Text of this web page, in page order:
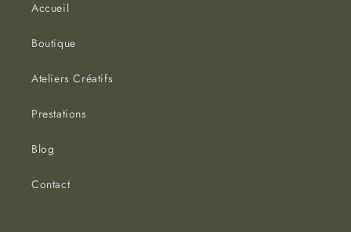
Accueil
Boutique
Ateliers Créatifs
Prestations
Blog
Contact